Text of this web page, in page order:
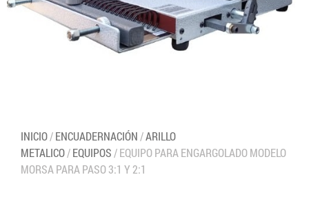
INICIO/ENCUADERNACIÓN /ARILLO
METALICO/EQUIPOS / EQUIPO PARA ENGARGOLADO MODELO
MORSA PARA PASO 3:1 Y 2:1